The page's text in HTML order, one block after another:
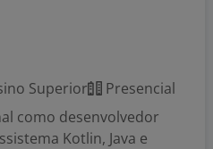
Superior
Presencial
como desenvolvedor
Kotlin, Java e